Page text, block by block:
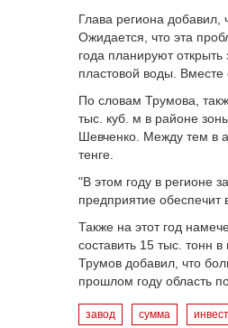
Глава региона добавил,
Ожидается, что эта
года планируют
пластовой воды.
По словам Трумова,
тыс. куб. м в районе
Шевченко. Между тем в
тенге.
"В этом году в регионе
предприятие обеспечит
Также на этот год
составить 15 тыс. тонн
Трумов добавил, что
прошлом году область
завод сумма